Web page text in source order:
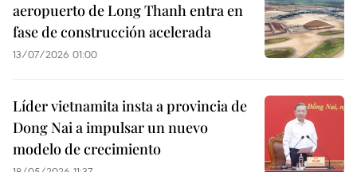
aeropuerto de Long Thanh entra en
fase de construcción acelerada
13/07/2026 01:00
Líder vietnamita insta a provincia de
Dong Nai a impulsar un nuevo
modelo de crecimiento